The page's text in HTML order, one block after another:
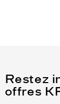
Restez
offres
Name
(Ce
champ
est
obligatoire)